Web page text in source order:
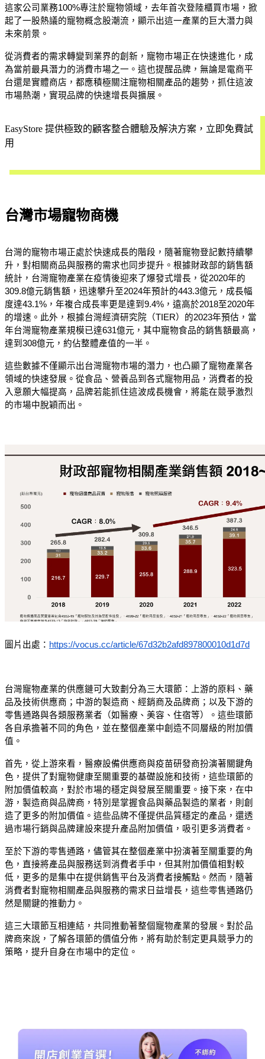
這家公司業務100%專注於寵物領域，去年首次登陸櫃買市場，掀
起了一股熱議的寵物概念股潮流，顯示出這一產業的巨大潛力與
未來前景。
從消費者的需求轉變到業界的創新，寵物市場正在快速進化，成
為當前最具潛力的消費市場之一。這也提醒品牌，無論是電商平
台還是實體商店，都應積極關注寵物相關產品的趨勢，抓住這波
市場熱潮，實現品牌的快速增長與擴展。
EasyStore 提供極致的顧客整合體驗及解決方案，立即免費試
用
台灣市場寵物商機
台灣的寵物市場正處於快速成長的階段，隨著寵物登記數持續攀
升，對相關商品與服務的需求也同步提升。根據財政部的銷售額
統計，台灣寵物產業在疫情後迎來了爆發式增長，從2020年的
309.8億元銷售額，迅速攀升至2024年預計的443.3億元，成長幅
度達43.1%，年複合成長率更是達到9.4%，遠高於2018至2020年
的增速。此外，根據台灣經濟研究院（TIER）的2023年預估，當
年台灣寵物產業規模已達631億元，其中寵物食品的銷售額最高，
達到308億元，約佔整體產值的一半。
這些數據不僅顯示出台灣寵物市場的潛力，也凸顯了寵物產業各
領域的快速發展。從食品、營養品到各式寵物用品，消費者的投
入意願大幅提高，品牌若能抓住這波成長機會，將能在競爭激烈
的市場中脫穎而出。
圖片出處： https://vocus.cc/article/67d32b2afd897800010d1d7d
台灣寵物產業的供應鏈可大致劃分為三大環節：上游的原料、藥
品及技術供應商；中游的製造商、經銷商及品牌商；以及下游的
零售通路與各類服務業者（如醫療、美容、住宿等）。這些環節
各自承擔著不同的角色，並在整個產業中創造不同層級的附加價
值。
首先，從上游來看，醫療設備供應商與疫苗研發商扮演著關鍵角
色，提供了對寵物健康至關重要的基礎設施和技術，這些環節的
附加價值較高，對於市場的穩定與發展至關重要。接下來，在中
游，製造商與品牌商，特別是掌握食品與藥品製造的業者，則創
造了更多的附加價值。這些品牌不僅提供品質穩定的產品，還透
過市場行銷與品牌建設來提升產品附加價值，吸引更多消費者。
至於下游的零售通路，儘管其在整個產業中扮演著至關重要的角
色，直接將產品與服務送到消費者手中，但其附加價值相對較
低，更多的是集中在提供銷售平台及消費者接觸點。然而，隨著
消費者對寵物相關產品與服務的需求日益增長，這些零售通路仍
然是關鍵的推動力。
這三大環節互相連結，共同推動著整個寵物產業的發展。對於品
牌商來說，了解各環節的價值分佈，將有助於制定更具競爭力的
策略，提升自身在市場中的定位。